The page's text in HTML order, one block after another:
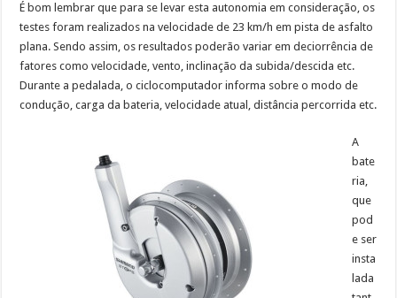
É bom lembrar que para se levar esta autonomia em consideração, os
testes foram realizados na velocidade de 23 km/h em pista de asfalto
plana. Sendo assim, os resultados poderão variar em deciorrência de
fatores como velocidade, vento, inclinação da subida/descida etc.
Durante a pedalada, o ciclocomputador informa sobre o modo de
condução, carga da bateria, velocidade atual, distância percorrida etc.
A
bate
ria,
que
pod
e ser
insta
lada